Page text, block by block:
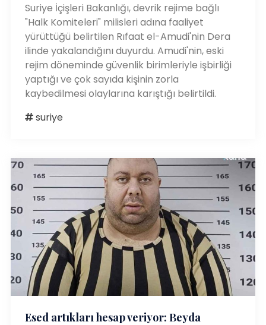
Suriye İçişleri Bakanlığı, devrik rejime bağlı
"Halk Komiteleri" milisleri adına faaliyet
yürüttüğü belirtilen Rıfaat el-Amudi'nin Dera
ilinde yakalandığını duyurdu. Amudi'nin, eski
rejim döneminde güvenlik birimleriyle işbirliği
yaptığı ve çok sayıda kişinin zorla
kaybedilmesi olaylarına karıştığı belirtildi.
suriye
Esed artıkları hesap veriyor: Beyda